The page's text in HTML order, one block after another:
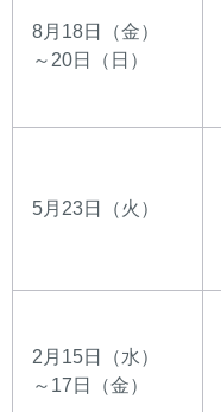
8月18日（金）
～20日（日）
5月23日（火）
2月15日（水）
～17日（金）